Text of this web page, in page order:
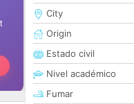
City
Origin
Estado civil
Nivel académico
Fumar